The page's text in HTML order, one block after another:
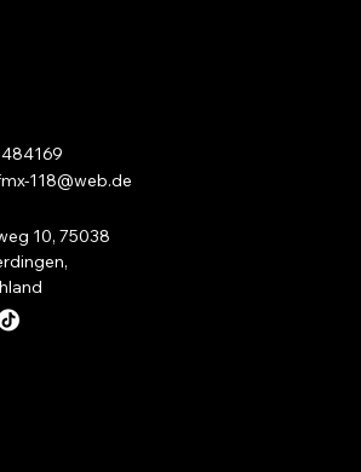
118@web.de
10, 75038